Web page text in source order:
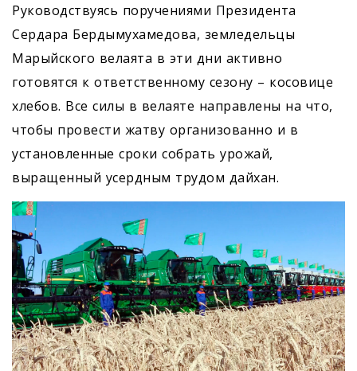
Руководствуясь поручениями Президента
Сердара Бердымухамедова, земледельцы
Марыйского велаята в эти дни активно
готовятся к ответственному сезону – косовице
хлебов. Все силы в велаяте направлены на что,
чтобы провести жатву организованно и в
установленные сроки собрать урожай,
выращенный усердным трудом дайхан.